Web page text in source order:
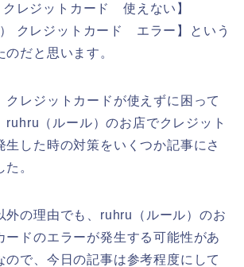
レジットカード 使えない】
） クレジットカード エラー】という
だと思います。
クレジットカードが使えずに困って
ruhru（ルール）のお店でクレジット
生した時の対策をいくつか記事にさ
。
外の理由でも、ruhru（ルール）のお
ードのエラーが発生する可能性があ
ので、今日の記事は参考程度にして